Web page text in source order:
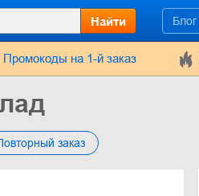
Найти Блог
Промокоды на 1-й заказ
заказ